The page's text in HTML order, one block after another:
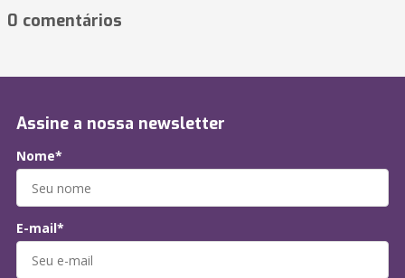
0 comentários
Assine a nossa newsletter
Nome*
E-mail*